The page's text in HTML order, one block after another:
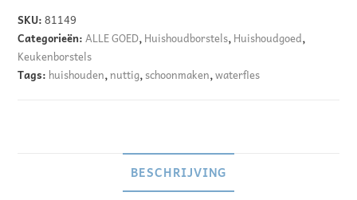
l
t
e
r
SKU:81149
Categorieën:ALLE GOED,Huishoudborstels,Huishoudgoed,
Keukenborstels
Tags: huishouden,nuttig,schoonmaken,waterfles
BESCHRIJVING